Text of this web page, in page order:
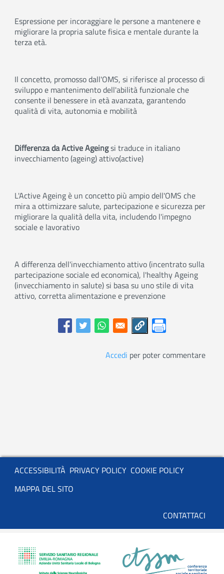
Espressione per incoraggiare le persone a mantenere e
migliorare la propria salute fisica e mentale durante la
terza età.
Il concetto, promosso dall'OMS, si riferisce al processo di
sviluppo e mantenimento dell'abilità funzionale che
consente il benessere in età avanzata, garantendo
qualità di vita, autonomia e mobilità
Differenza da Active Ageingsi traduce in italiano
invecchiamento(ageing)attivo(active)
L'Active Ageing è un concetto più ampio dell'OMS che
mira a ottimizzare salute, partecipazione e sicurezza per
migliorare la qualità della vita, includendo l'impegno
sociale e lavorativo
A differenza dell'invecchiamento attivo (incentrato sulla
partecipazione sociale ed economica), l'healthy Ageing
(invecchiamento in salute) si basa su uno stile di vita
attivo, corretta alimentazione e prevenzione
Accedi per poter commentare
Servizio
ACCESSIBILITÀ PRIVACY POLICY COOKIE POLICY
MAPPA DEL SITO
Basso
utenti
CONTATTACI